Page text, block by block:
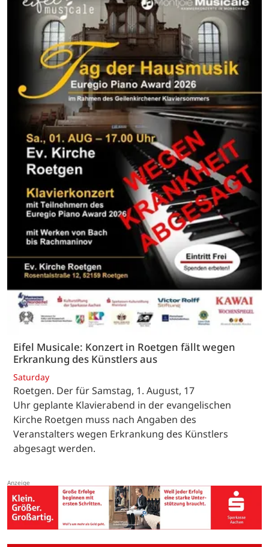
Eifel Musicale: Konzert in Roetgen fällt wegen
Erkrankung des Künstlers aus
Saturday
Roetgen. Der für Samstag, 1. August, 17
Uhr geplante Klavierabend in der evangelischen
Kirche Roetgen muss nach Angaben des
Veranstalters wegen Erkrankung des Künstlers
abgesagt werden.